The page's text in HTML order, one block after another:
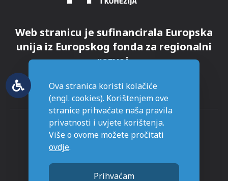
Web stranicu je sufinancirala Europska
unija iz Europskog fonda za regionalni
razvoj.
Stranice napravljene sa
Ova stranica koristi kolačiće
(engl. cookies). Korištenjem ove
stranice prihvaćate naša pravila
privatnosti i uvjete korištenja.
Više o ovome možete pročitati
ovdje.
Prihvaćam